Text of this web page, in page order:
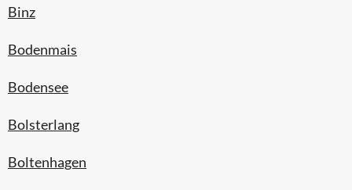
Binz
Bodenmais
Bodensee
Bolsterlang
Boltenhagen